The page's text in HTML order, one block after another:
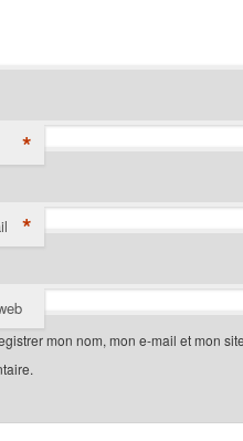
*
*
mon nom, mon e-mail et mon